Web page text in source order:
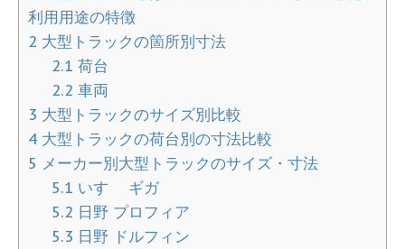
利用用途の特徴
2 大型トラックの箇所別寸法
2.1 荷台
2.2 車両
3 大型トラックのサイズ別比較
4 大型トラックの荷台別の寸法比較
5 メーカー別大型トラックのサイズ・寸法
5.1 いすゞ ギガ
5.2 日野 プロフィア
5.3 日野 ドルフィン